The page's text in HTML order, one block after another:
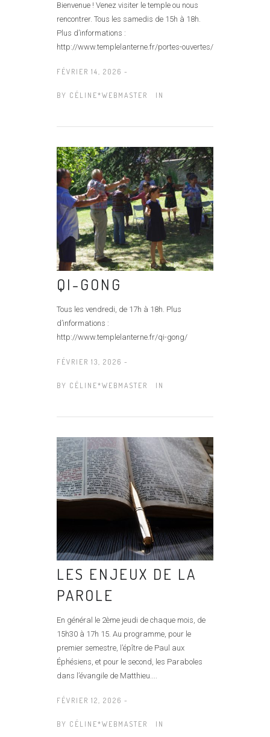
Bienvenue ! Venez visiter le temple ou nous
rencontrer. Tous les samedis de 15h à 18h.
Plus d’informations :
http://www.templelanterne.fr/portes-ouvertes/
FÉVRIER 14, 2026 -
BY CÉLINE*WEBMASTER IN
QI-GONG
Tous les vendredi, de 17h à 18h. Plus
d’informations :
http://www.templelanterne.fr/qi-gong/
FÉVRIER 13, 2026 -
BY CÉLINE*WEBMASTER IN
LES ENJEUX DE LA
PAROLE
En général le 2ème jeudi de chaque mois, de
15h30 à 17h 15. Au programme, pour le
premier semestre, l’épître de Paul aux
Éphésiens, et pour le second, les Paraboles
dans l’évangile de Matthieu....
FÉVRIER 12, 2026 -
BY CÉLINE*WEBMASTER IN